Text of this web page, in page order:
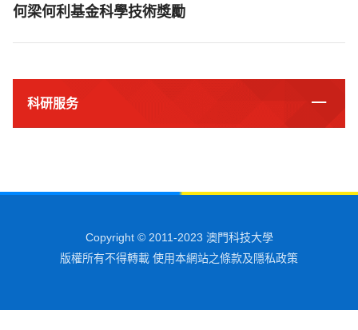
何梁何利基金科學技術獎勵
科研服务
Copyright © 2011-2023 澳門科技大學
版權所有不得轉載 使用本網站之條款及隱私政策